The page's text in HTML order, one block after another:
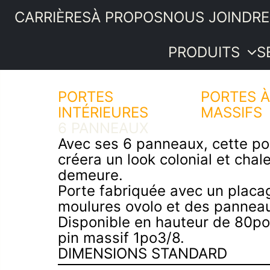
CARRIÈRESÀ PROPOSNOUS JOINDRE
PRODUITS
Portes
intérieures
boiseries
Quincaillerie
menuiserie
Revêtements
intérieurs
Plancher de
pin
PRODUITS
SERVICES
IDÉES ET
ASTUCES
PROMOTIONS
SOUMISSION
PORTES
MASSIFS
PORTES
INTÉRIEURES
6 PANNEAUX
Avec ses 6 panneaux, cette
créera un look colonial et
demeure.
Porte fabriquée avec un
moulures ovolo et des
Disponible en hauteur de
pin massif 1po3/8.
DIMENSIONS STANDARD